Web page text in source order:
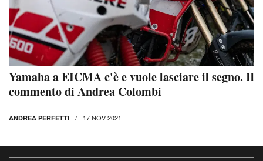
Yamaha a EICMA c'è e vuole lasciare il segno. Il
commento di Andrea Colombi
ANDREA PERFETTI 17 NOV 2021